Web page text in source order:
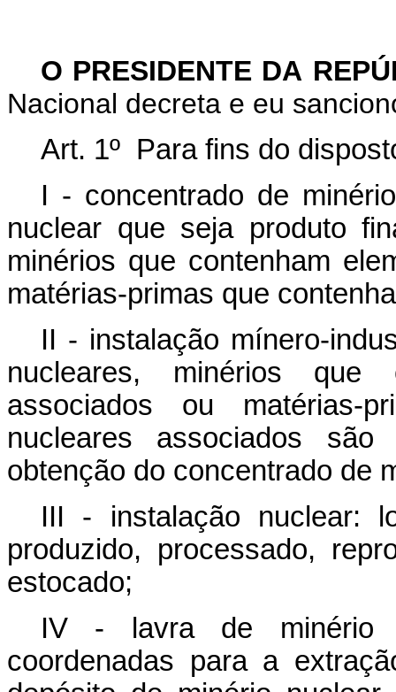
O PRESIDENTE DA
Nacional decreta e eu
Art. 1º Para fins do
I - concentrado de
nuclear que seja produto
minérios que contenham
matérias-primas que
II - instalação mínero-
nucleares, minérios que
associados ou matérias-
nucleares associados
obtenção do concentrado de
III - instalação nuclear:
produzido, processado,
estocado;
IV - lavra de minério
coordenadas para a